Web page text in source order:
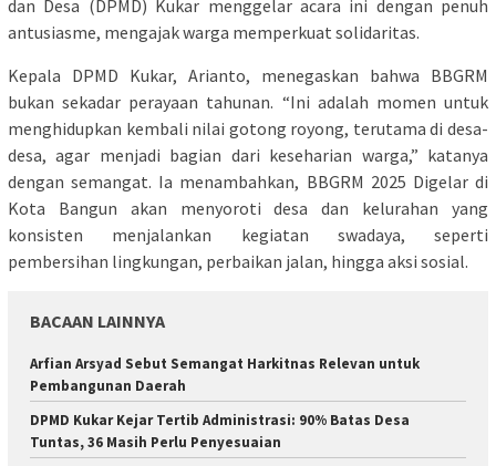
dan Desa (DPMD) Kukar menggelar acara ini dengan penuh
antusiasme, mengajak warga memperkuat solidaritas.
Kepala DPMD Kukar, Arianto, menegaskan bahwa BBGRM
bukan sekadar perayaan tahunan. “Ini adalah momen untuk
menghidupkan kembali nilai gotong royong, terutama di desa-
desa, agar menjadi bagian dari keseharian warga,” katanya
dengan semangat. Ia menambahkan, BBGRM 2025 Digelar di
Kota Bangun akan menyoroti desa dan kelurahan yang
konsisten menjalankan kegiatan swadaya, seperti
pembersihan lingkungan, perbaikan jalan, hingga aksi sosial.
BACAAN LAINNYA
Arfian Arsyad Sebut Semangat Harkitnas Relevan untuk
Pembangunan Daerah
DPMD Kukar Kejar Tertib Administrasi: 90% Batas Desa
Tuntas, 36 Masih Perlu Penyesuaian